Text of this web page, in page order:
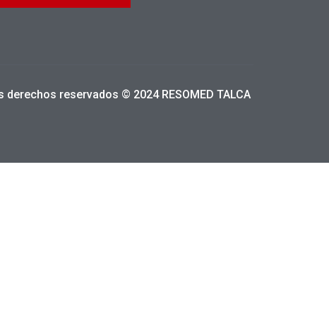
derechos reservados © 2024 RESOMED TALCA